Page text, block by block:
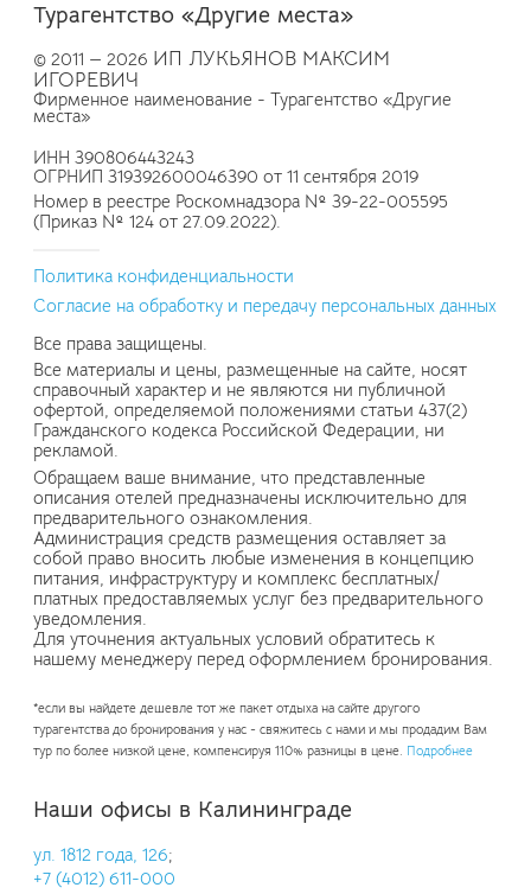
Турагентство «Другие места»
© 2011 — 2026 ИП ЛУКЬЯНОВ МАКСИМ
ИГОРЕВИЧ
Фирменное наименование - Турагентство «Другие
места»
ИНН 390806443243
ОГРНИП 319392600046390 от 11 сентября 2019
Номер в реестре Роскомнадзора № 39-22-005595
(Приказ № 124 от 27.09.2022).
Политика конфиденциальности
Согласие на обработку и передачу персональных данных
Все права защищены.
Все материалы и цены, размещенные на сайте, носят
справочный характер и не являются ни публичной
офертой, определяемой положениями статьи 437(2)
Гражданского кодекса Российской Федерации, ни
рекламой.
Обращаем ваше внимание, что представленные
описания отелей предназначены исключительно для
предварительного ознакомления.
Администрация средств размещения оставляет за
собой право вносить любые изменения в концепцию
питания, инфраструктуру и комплекс бесплатных/
платных предоставляемых услуг без предварительного
уведомления.
Для уточнения актуальных условий обратитесь к
нашему менеджеру перед оформлением бронирования.
*если вы найдете дешевле тот же пакет отдыха на сайте другого
турагентства до бронирования у нас - свяжитесь с нами и мы продадим Вам
тур по более низкой цене, компенсируя 110% разницы в цене. Подробнее
Наши офисы в Калининграде
ул. 1812 года, 126;
+7 (4012) 611-000